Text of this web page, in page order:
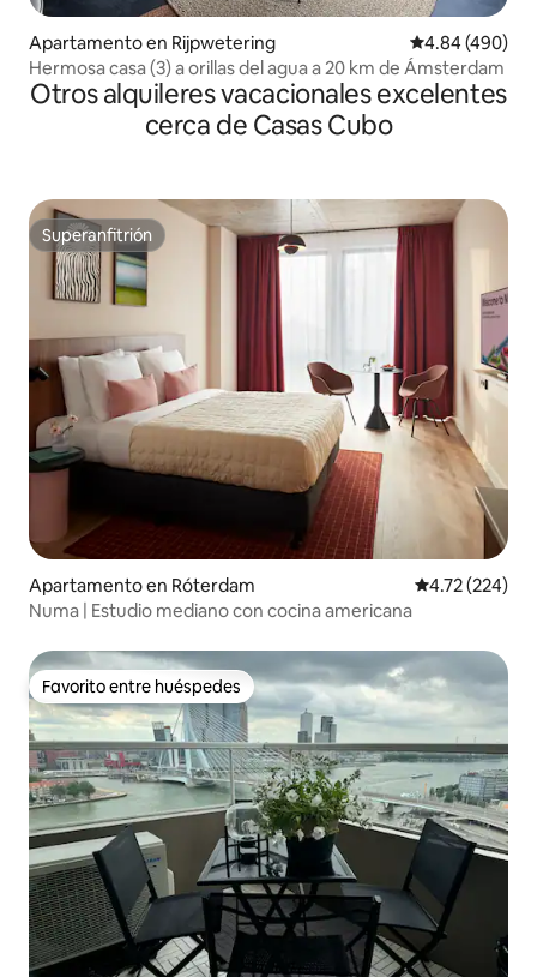
Apartamento en Rijpwetering Calificación
4.84 (490)
Hermosa casa (3) a orillas del agua a 20 km de Ámsterdam
Otros alquileres vacacionales excelentes
cerca de Casas Cubo
Superanfitrión
Superanfitrión
Apartamento en Róterdam Calificación
4.72 (224)
Numa | Estudio mediano con cocina americana
Favorito entre huéspedes
Favorito entre huéspedes